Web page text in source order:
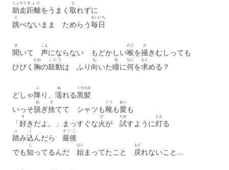
助走
じょそう
距離
きょり
をうまく 取
と
れずに
跳
と
べないまま ためらう毎日
まいにち
聞
き
いて 声
こえ
にならない もどかしい喉
のど
を掻
か
きむしっても
ひびく 胸
むね
の鼓動
こどう
は ふり 向
む
いた瞳
め
に何
なに
を求
もと
める？
どしゃ降
ぶ
り、 濡
ぬ
れる黒髪
くろかみ
いっそ脱
ぬ
ぎ捨
す
てて シャツも靴
くつ
も愛
あい
も
「好
す
きだよ。」まっすぐな火
ひ
が 試
ため
すように灯
とも
る
踏
ふ
み込
こ
んだら 最後
さいご
でも知
し
ってるんだ 始
はじ
まってたこと 戻
もど
れないこと…